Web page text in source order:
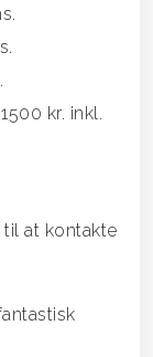
kr. inkl.
at kontakte